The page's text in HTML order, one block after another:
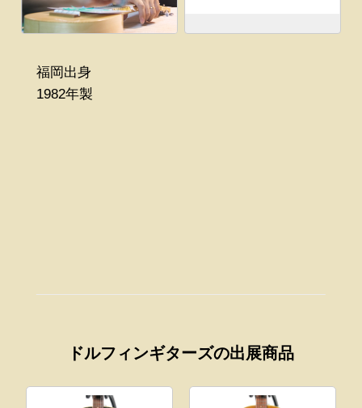
福岡出身
1982年製
ドルフィンギターズの出展商品